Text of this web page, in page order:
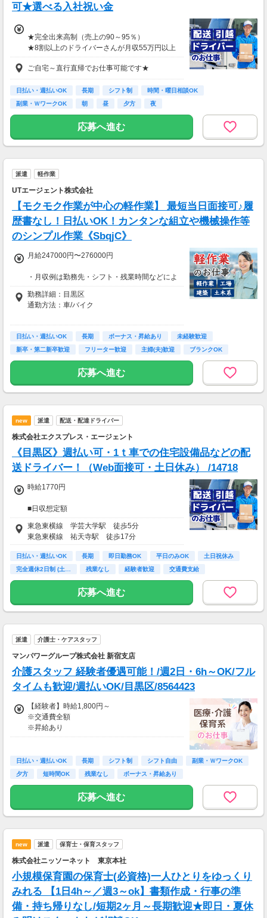
可★選べる入社祝い金
★完全出来高制（売上の90～95％）
★8割以上のドライバーさんが月収55万円以上
★支度金5～25万円補助あり（規定有）
★選べる入社祝い金アリ
⇒「初回稼働1か月後に3万円」or「1年後に10
万円」or「2年後に20万円」選べます！
ご都合にあわせてルートや個数は調整可能！
※1日2万円保証の案件もあり！
＊現金手渡し・日払いご相談OK
＊前払い制度あり（稼働分のみ）
【日収例】
売上2万1600円（1個160円×135個）×90％=約
1万9000円
売上65万2800円(1個160円×170個×24日)×90％
※上記は一例です。
ご自宅～直行直帰でお仕事可能です★
日払い・週払いOK 長期 シフト制
時間・曜日相談OK
副業・ＷワークOK
朝 昼 夕方 夜
応募へ進む
派遣 軽作業
UTエージェント株式会社
【モクモク作業が中心の軽作業】 最短当日面接可♪履
歴書なし！日払いOK！カンタンな組立や機械操作等
のシンプル作業《SbqjC》
月給247000円〜276000円
・月収例は勤務先・シフト・残業時間などによ
り変動します
・各種手当あり（残業手当、休出手当、深夜勤
務がある場合は深夜手当 など）
■日払い制度（新制度）※規定あり
・最短5分で働いた分の給与を口座受取可能
・スマホからカンタン申請
・1,000円単位で利用可能
■交通費 上限30,000円まで支給 ※会社規定有
り
勤務詳細：目黒区
通勤方法：車/バイク
※構内の（無料）駐車場利用OK
※募集の勤務地は面接地の一例です。
ご希望の地域や条件などを伺いながらあなた
に合ったお仕事をご紹介します！
日払い・週払いOK 長期 ボーナス・昇給あり
未経験歓迎
新卒・第二新卒歓迎
フリーター歓迎 主婦(夫)歓迎
ブランクOK
学歴不問
応募へ進む
new 派遣 配送・配達ドライバー
株式会社エクスプレス・エージェント
《目黒区》週払い可・1ｔ車での住宅設備品などの配
送ドライバー！（Web面接可・土日休み） /14718
時給1770円
■日収想定額
15,200円
■月収想定額
320,000円～335,000円
※日収額・月収額の最大値は残業・割増等を含
む見込み額となります。
※交通費は別途実費分支給！（規定あり）
※上記月収額は月間21日～22日出勤した場合の
■研修期間について
りません。
東急東横線 学芸大学駅 徒歩5分
東急東横線 祐天寺駅 徒歩17分
日払い・週払いOK 長期 即日勤務OK 平日のみOK
土日祝休み
完全週休2日制 (土…
残業なし 経験者歓迎 交通費支給
応募へ進む
派遣 介護士・ケアスタッフ
マンパワーグループ株式会社 新宿支店
介護スタッフ 経験者優遇可能！/週2日・6h～OK/フル
タイムも歓迎/週払いOK/目黒区/8564423
【経験者】時給1,800円～
※交通費全額
※昇給あり
◎日勤／経験者の場合
・日収(1,800*8)円（時給1,800円×8h）
※資格手当あり（時給50円～UP/資格の種類に
よって異なる）
※週払いOK（規定あり）
→金曜日締め最短翌週火曜日にお給料GET♪
（稼働開始時は手続き完了次第となります）
日払い・週払いOK 長期 シフト制 シフト自由
副業・ＷワークOK
夕方
短時間OK 残業なし ボーナス・昇給あり
応募へ進む
new 派遣 保育士・保育スタッフ
株式会社ニッソーネット 東京本社
小規模保育園の保育士(必資格)一人ひとりをゆっくり
みれる 【1日4h～／週3～ok】書類作成・行事の準
備・持ち帰りなし/短期2ヶ月～長期歓迎★即日・夏休